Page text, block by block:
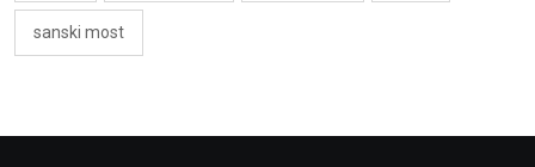
sanski most